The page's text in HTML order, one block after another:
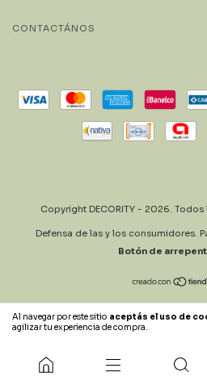
Al navegar por este sitio aceptás el uso de
agilizar tu experiencia de compra.
CONTACTÁNOS
Copyright DECORITY - 2026.
Defensa de las y los consumidores.
Botón de